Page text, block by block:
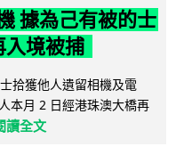
據為己有被的士
入境被捕
拾獲他人遺留相機及電
本月 2 日經港珠澳大橋再
讀全文